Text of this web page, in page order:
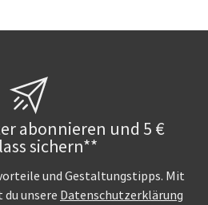
abonnieren und 5 €
sichern**
und Gestaltungstipps. Mit
unsere Datenschutzerklärung